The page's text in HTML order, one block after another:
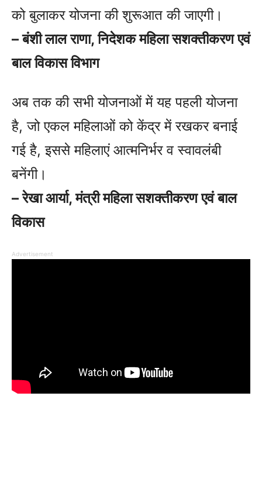
को बुलाकर योजना की शुरूआत की जाएगी।
– बंशी लाल राणा, निदेशक महिला सशक्तीकरण एवं
बाल विकास विभाग
अब तक की सभी योजनाओं में यह पहली योजना
है, जो एकल महिलाओं को केंद्र में रखकर बनाई
गई है, इससे महिलाएं आत्मनिर्भर व स्वावलंबी
बनेंगी।
– रेखा आर्या, मंत्री महिला सशक्तीकरण एवं बाल
विकास
Advertisement